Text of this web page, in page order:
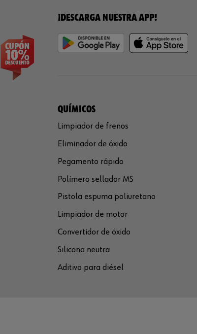
¡DESCARGA NUESTRA APP!
QUÍMICOS
Limpiador de frenos
Eliminador de óxido
Pegamento rápido
Polímero sellador MS
Pistola espuma poliuretano
Limpiador de motor
Convertidor de óxido
Silicona neutra
Aditivo para diésel